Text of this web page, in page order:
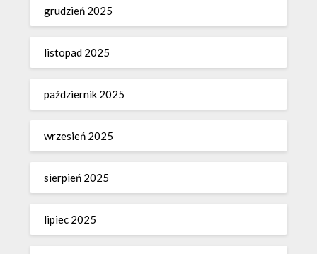
grudzień 2025
listopad 2025
październik 2025
wrzesień 2025
sierpień 2025
lipiec 2025